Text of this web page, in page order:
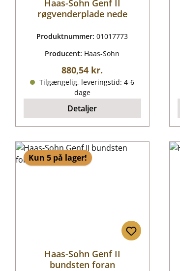
Haas-Sohn Genf II
røgvenderplade nede
Produktnummer:01017773
Producent: Haas-Sohn
Almindelig pris:
880,54 kr.
Tilgængelig, leveringstid: 4-6
dage
Detaljer
Kun 5 på lager!
Haas-Sohn Genf II
bundsten foran